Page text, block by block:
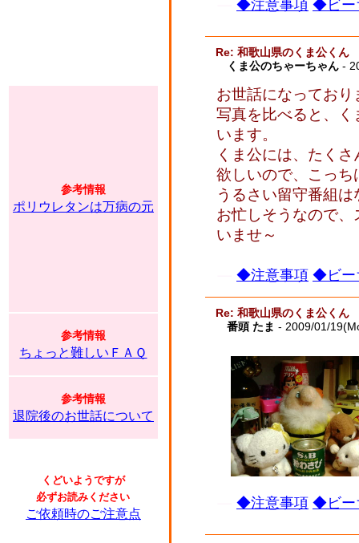
参考情報
ポリウレタンは万病の元
参考情報
ちょっと難しいＦＡＱ
参考情報
退院後のお世話について
くどいようですが
必ずお読みください
ご依頼時のご注意点
◆注意事項 ◆ビー
Re: 和歌山県のくま公くん
くま公のちゃーちゃん -
お世話になっており
写真を比べると、
います。
くま公には、たく
欲しいので、こっち
うるさい留守番組
お忙しそうなので
いませ～
◆注意事項 ◆ビー
Re: 和歌山県のくま公くん
番頭 たま - 2009/01/
◆注意事項 ◆ビー